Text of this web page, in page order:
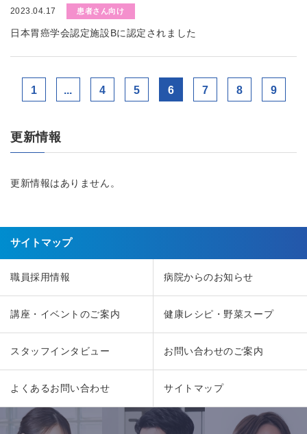
2023.04.17 患者さん向け
日本胃癌学会認定施設Bに認定されました
1 ... 4 5 6 7 8 9
更新情報
更新情報はありません。
サイトマップ
職員採用情報 病院からのお知らせ
講座・イベントのご案内 健康レシピ・野菜スープ
スタッフインタビュー お問い合わせのご案内
よくあるお問い合わせ サイトマップ